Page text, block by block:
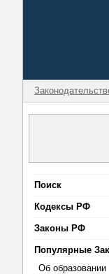
Поиск
Кодексы РФ
Законы РФ
Популярные
Об образовании